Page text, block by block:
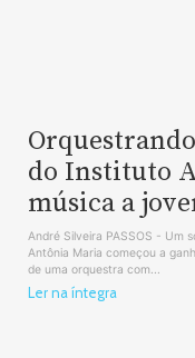
do Instituto
música a
André Silveira PASSOS - Um
Antônia Maria começou a
de uma orquestra com...
Ler na íntegra